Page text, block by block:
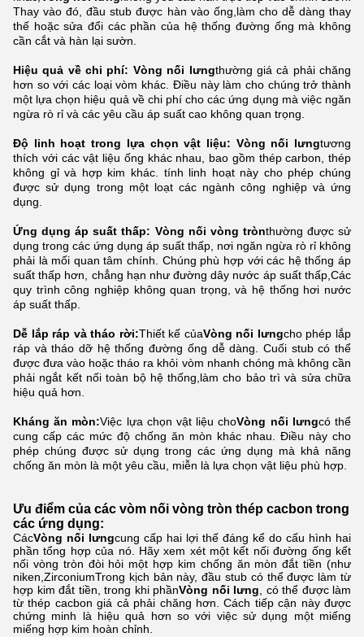
Thay vào đó, đầu stub được hàn vào ống,làm cho dễ dàng thay
thế hoặc sửa đổi các phần của hệ thống đường ống mà không
cần cắt và hàn lại sườn.
Hiệu quả về chi phí: Vòng nối lưngthường giá cả phải chăng
hơn so với các loại vòm khác. Điều này làm cho chúng trở thành
một lựa chọn hiệu quả về chi phí cho các ứng dụng mà việc ngăn
ngừa rò rỉ và các yêu cầu áp suất cao không quan trọng.
Độ linh hoạt trong lựa chọn vật liệu: Vòng nối lưngtương
thích với các vật liệu ống khác nhau, bao gồm thép carbon, thép
không gỉ và hợp kim khác. tính linh hoạt này cho phép chúng
được sử dụng trong một loạt các ngành công nghiệp và ứng
dụng.
Ứng dụng áp suất thấp: Vòng nối vòng trònthường được sử
dụng trong các ứng dụng áp suất thấp, nơi ngăn ngừa rò rỉ không
phải là mối quan tâm chính. Chúng phù hợp với các hệ thống áp
suất thấp hơn, chẳng hạn như đường dây nước áp suất thấp,Các
quy trình công nghiệp không quan trọng, và hệ thống hơi nước
áp suất thấp.
Dễ lắp ráp và tháo rời:Thiết kế củaVòng nối lưngcho phép lắp
ráp và tháo dỡ hệ thống đường ống dễ dàng. Cuối stub có thể
được đưa vào hoặc tháo ra khỏi vòm nhanh chóng mà không cần
phải ngắt kết nối toàn bộ hệ thống,làm cho bảo trì và sửa chữa
hiệu quả hơn.
Kháng ăn mòn:Việc lựa chọn vật liệu choVòng nối lưngcó thể
cung cấp các mức độ chống ăn mòn khác nhau. Điều này cho
phép chúng được sử dụng trong các ứng dụng mà khả năng
chống ăn mòn là một yêu cầu, miễn là lựa chọn vật liệu phù hợp.
Ưu điểm của các vòm nối vòng tròn thép cacbon trong
các ứng dụng:
CácVòng nối lưngcung cấp hai lợi thế đáng kể do cấu hình hai
phần tổng hợp của nó. Hãy xem xét một kết nối đường ống kết
nối vòng tròn đòi hỏi một hợp kim chống ăn mòn đắt tiền (như
niken,ZirconiumTrong kịch bản này, đầu stub có thể được làm từ
hợp kim đắt tiền, trong khi phầnVòng nối lưng , có thể được làm
từ thép cacbon giá cả phải chăng hơn. Cách tiếp cận này được
chứng minh là hiệu quả hơn so với việc sử dụng một miếng
miếng hợp kim hoàn chỉnh.